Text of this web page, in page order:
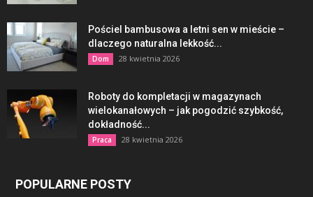
Pościel bambusowa a letni sen w mieście –
dlaczego naturalna lekkość...
Dom 28 kwietnia 2026
Roboty do kompletacji w magazynach
wielokanałowych – jak pogodzić szybkość,
dokładność...
Praca 28 kwietnia 2026
POPULARNE POSTY